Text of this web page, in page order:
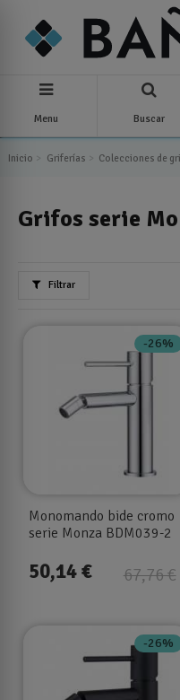
Menu Buscar
Inicio Griferías Colecciones de
Grifos serie
Filtrar
-26%
Monomando bide cromo
serie Monza BDM039-2
67,76 €
50,14 €
-26%